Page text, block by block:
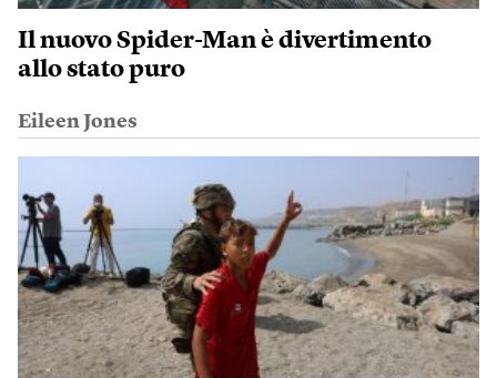
Il nuovo Spider-Man è divertimento
allo stato puro
Eileen Jones